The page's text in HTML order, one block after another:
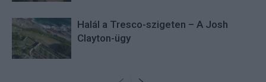
Halál a Tresco-szigeten – A Josh
Clayton-ügy